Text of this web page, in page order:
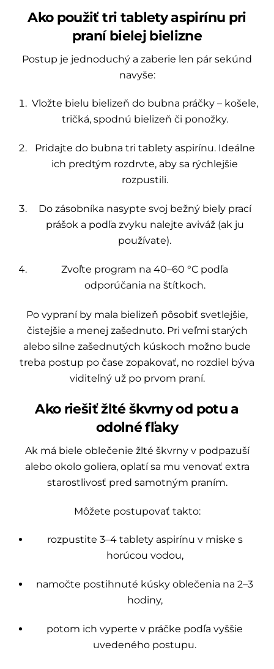
Ako použiť tri tablety aspirínu pri
praní bielej bielizne
Postup je jednoduchý a zaberie len pár sekúnd
navyše:
Vložte bielu bielizeň do bubna práčky – košele,
tričká, spodnú bielizeň či ponožky.
Pridajte do bubna tri tablety aspirínu. Ideálne
ich predtým rozdrvte, aby sa rýchlejšie
rozpustili.
Do zásobníka nasypte svoj bežný biely prací
prášok a podľa zvyku nalejte aviváž (ak ju
používate).
Zvoľte program na 40–60 °C podľa
odporúčania na štítkoch.
Po vypraní by mala bielizeň pôsobiť svetlejšie,
čistejšie a menej zašednuto. Pri veľmi starých
alebo silne zašednutých kúskoch možno bude
treba postup po čase zopakovať, no rozdiel býva
viditeľný už po prvom praní.
Ako riešiť žlté škvrny od potu a
odolné fľaky
Ak má biele oblečenie žlté škvrny v podpazuší
alebo okolo goliera, oplatí sa mu venovať extra
starostlivosť pred samotným praním.
Môžete postupovať takto:
rozpustite 3–4 tablety aspirínu v miske s
horúcou vodou,
namočte postihnuté kúsky oblečenia na 2–3
hodiny,
potom ich vyperte v práčke podľa vyššie
uvedeného postupu.